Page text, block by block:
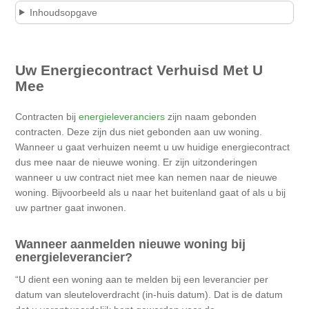
Inhoudsopgave
Uw Energiecontract Verhuisd Met U
Mee
Contracten bij energieleveranciers zijn naam gebonden
contracten. Deze zijn dus niet gebonden aan uw woning.
Wanneer u gaat verhuizen neemt u uw huidige energiecontract
dus mee naar de nieuwe woning. Er zijn uitzonderingen
wanneer u uw contract niet mee kan nemen naar de nieuwe
woning. Bijvoorbeeld als u naar het buitenland gaat of als u bij
uw partner gaat inwonen.
Wanneer aanmelden nieuwe woning bij
energieleverancier?
U dient een woning aan te melden bij een leverancier per
datum van sleuteloverdracht (in-huis datum). Dat is de datum